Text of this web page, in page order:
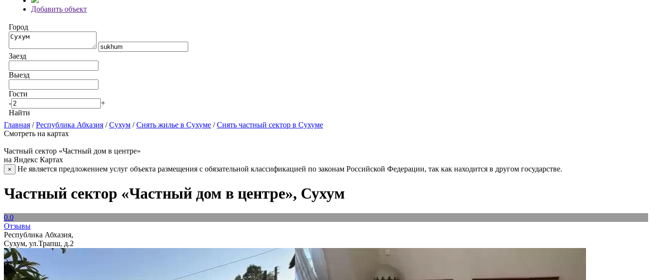
Добавить объект
Город
Заезд
Выезд
Гости
-
+
Найти
Главная /Республика Абхазия /Сухум /Снять жилье в Сухуме /Снять частный сектор в Сухуме
Смотреть на картах
Частный сектор «Частный дом в центре»
на Яндекс Картах
× Не является предложением услуг объекта размещения с обязательной классификацией по законам Российской Федерации, так как находится в другом государстве.
Частный сектор «Частный дом в центре», Сухум
0.0
Отзывы
Республика Абхазия,
Сухум, ул.Трапш, д.2